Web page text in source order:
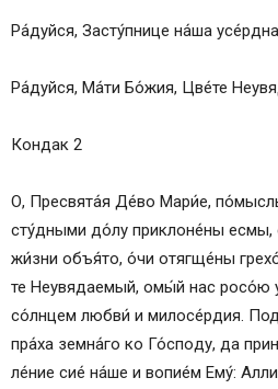
Кондак 1
Кондак 4
Икос 4
Икос 5
Кондак 6
Ра́­дуй­ся, За­сту́п­ни­це на́­ша
Ра́­дуй­ся, Ма́­ти Бо́­жия, Цве́­те
Кондак 2
О, Пре­свя­та́я Де́­во Ма­ри́е,
сту́дными до́­лу приклоне́ны
жи́з­ни объя́то, о́чи отягще́ны
те Не­увя­да­емый, омы́й нас росо́ю
со́лнцем любви́ и ми­ло­се́р­дия.
пра́ха зем­на́­го ко Го́с­по­ду, да
ле́­ние сие́ на́­ше и во­пи­е́м Ему́: